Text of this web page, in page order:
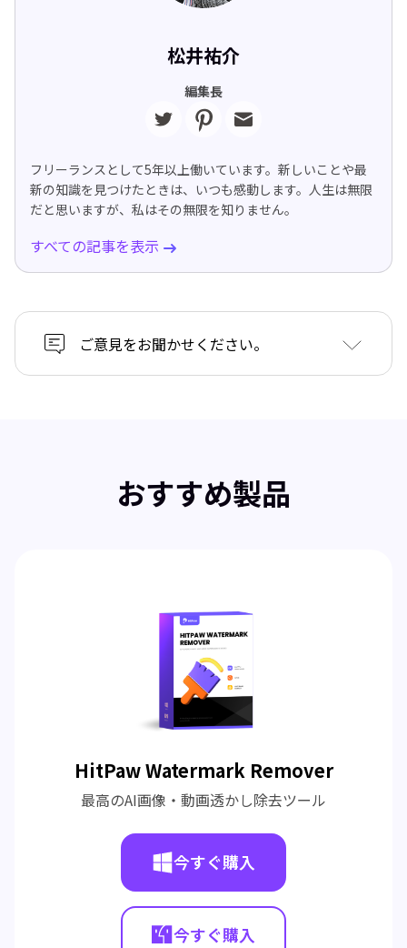
松井祐介
編集長
フリーランスとして5年以上働いています。新しいことや最
新の知識を見つけたときは、いつも感動します。人生は無限
だと思いますが、私はその無限を知りません。
すべての記事を表示
ご意見をお聞かせください。
おすすめ製品
HitPaw Watermark Remover
最高のAI画像・動画透かし除去ツール
今すぐ購入
今すぐ購入